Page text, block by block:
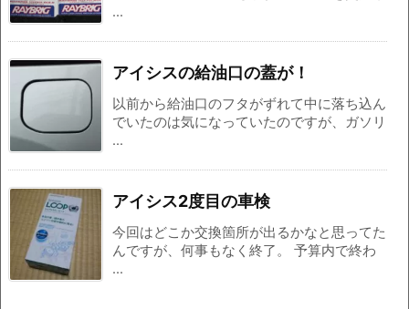
...
アイシスの給油口の蓋が！
以前から給油口のフタがずれて中に落ち込ん
でいたのは気になっていたのですが、ガソリ
...
アイシス2度目の車検
今回はどこか交換箇所が出るかなと思ってた
んですが、何事もなく終了。 予算内で終わ
...